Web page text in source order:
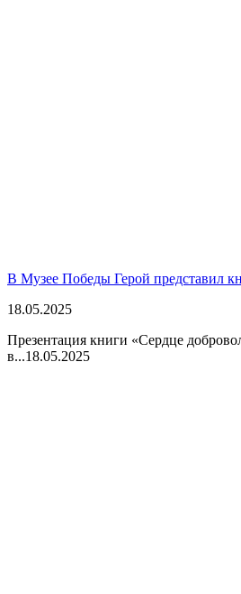
В Музее Победы Герой представил
18.05.2025
Презентация книги «Сердце
в...18.05.2025